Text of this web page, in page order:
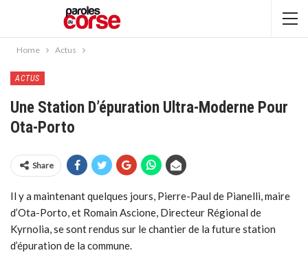
Home Actus
ACTUS
Une Station D’épuration Ultra-Moderne Pour
Ota-Porto
Share
Il y a maintenant quelques jours, Pierre-Paul de Pianelli, maire
d’Ota-Porto, et Romain Ascione, Directeur Régional de
Kyrnolia, se sont rendus sur le chantier de la future station
d’épuration de la commune.